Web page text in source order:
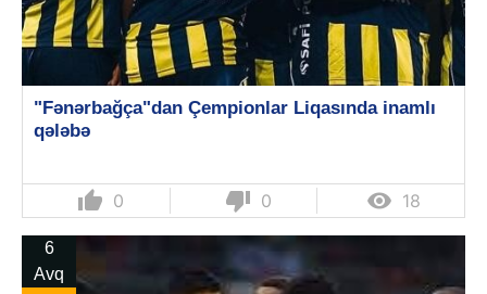
"Fənərbağça"dan Çempionlar Liqasında inamlı
qələbə
thumb_up 0 thumb_down 0  18
6
Avq